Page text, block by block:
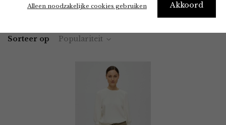
Akkoord
Alleen noodzakelijke cookies gebruiken
Home Winkel Kleding Vesten en Truien
Sorteer op Populariteit